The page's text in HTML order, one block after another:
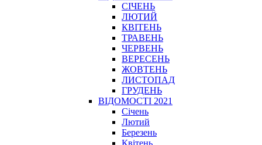
СІЧЕНЬ
ЛЮТИЙ
КВІТЕНЬ
ТРАВЕНЬ
ЧЕРВЕНЬ
ВЕРЕСЕНЬ
ЖОВТЕНЬ
ЛИСТОПАД
ГРУДЕНЬ
ВІДОМОСТІ 2021
Січень
Лютий
Березень
Квітень